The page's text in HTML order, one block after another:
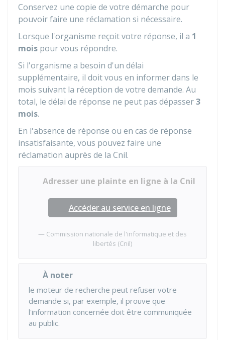
Conservez une copie de votre démarche pour
pouvoir faire une réclamation si nécessaire.
Lorsque l'organisme reçoit votre réponse, il a 1
mois pour vous répondre.
Si l'organisme a besoin d'un délai
supplémentaire, il doit vous en informer dans le
mois suivant la réception de votre demande. Au
total, le délai de réponse ne peut pas dépasser3
mois.
En l'absence de réponse ou en cas de réponse
insatisfaisante, vous pouvez faire une
réclamation auprès de la Cnil.
Adresser une plainte en ligne à la Cnil
Accéder au service en ligne
Commission nationale de l'informatique et des
libertés (Cnil)
À noter
le moteur de recherche peut refuser votre
demande si, par exemple, il prouve que
l'information concernée doit être communiquée
au public.